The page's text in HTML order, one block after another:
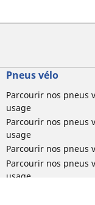
Pneus vélo
Parcourir nos pneus
usage
Parcourir nos pneus
usage
Parcourir nos pneus
Parcourir nos pneus
usage